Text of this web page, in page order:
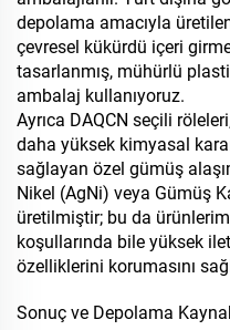
depolama amacıyla
çevresel kükürdü içeri
tasarlanmış, mühürlü
ambalaj kullanıyoruz.
Ayrıca DAQCN seçili
daha yüksek kimyasal
sağlayan özel gümüş
Nikel (AgNi) veya Gümüş
üretilmiştir; bu da
koşullarında bile yüksek
özelliklerini korumasını
Sonuç ve Depolama